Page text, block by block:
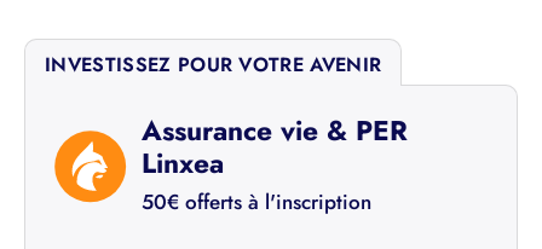
INVESTISSEZ POUR VOTRE AVENIR
Assurance vie & PER
Linxea
50€ offerts à l'inscription